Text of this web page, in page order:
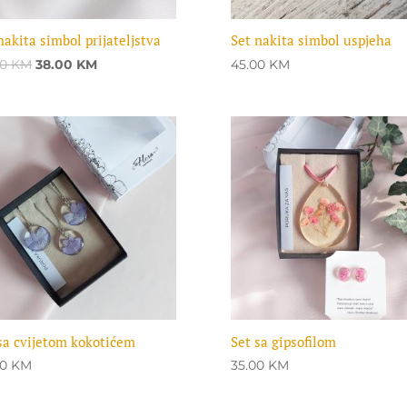
simbol prijateljstva
KM Original
45.00 KM.
38.00 KMCurrent
Set nakita simbol uspjeha
45.00 KM
cvijetom kokotićem
KM
Set sa gipsofilom
35.00 KM